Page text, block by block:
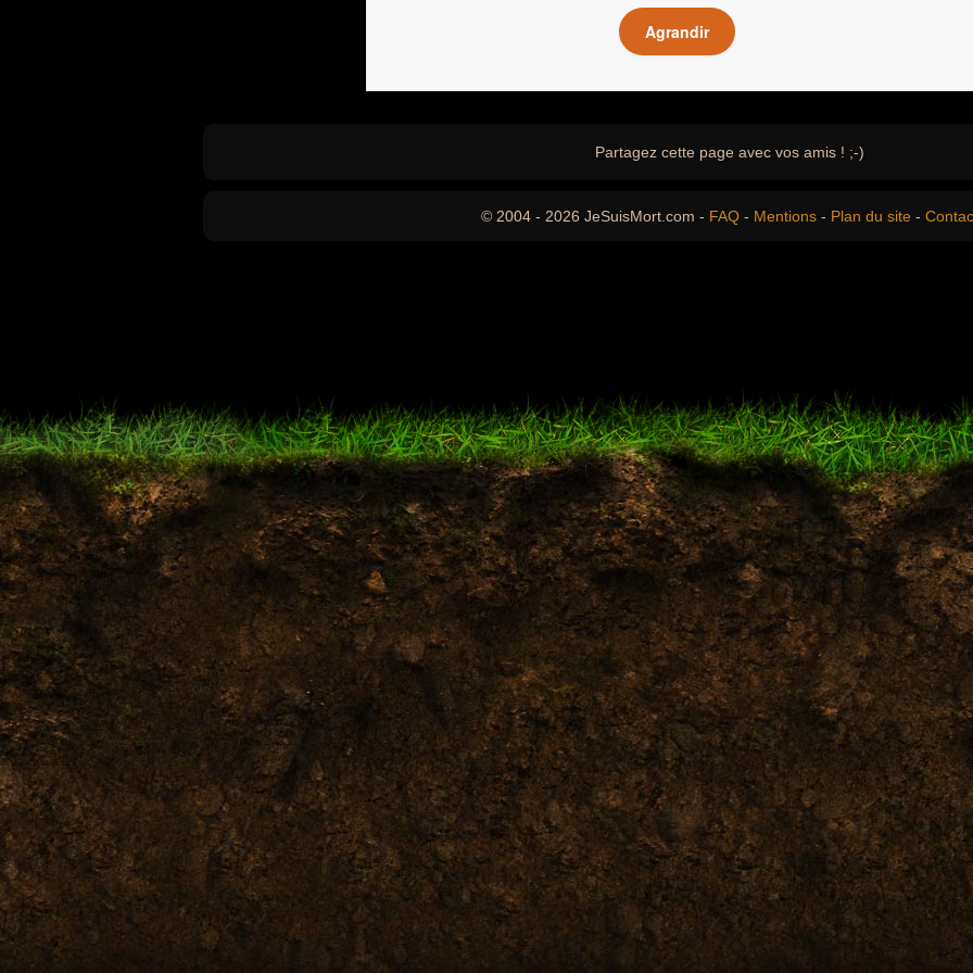
Agrandir
Partagez cette page avec vos amis ! ;-)
© 2004 - 2026 JeSuisMort.com - FAQ - Mentions - Plan du site -